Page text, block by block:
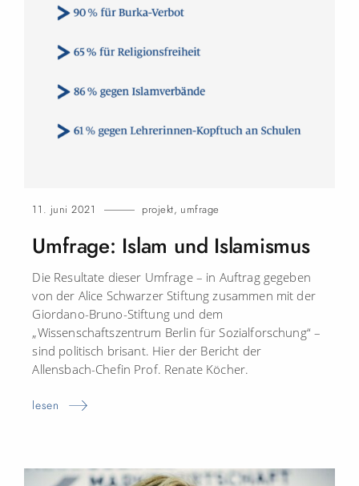
11. juni 2021 projekt, umfrage
Umfrage: Islam und Islamismus
Die Resultate dieser Umfrage – in Auftrag gegeben
von der Alice Schwarzer Stiftung zusammen mit der
Giordano-Bruno-Stiftung und dem
„Wissenschaftszentrum Berlin für Sozialforschung“ –
sind politisch brisant. Hier der Bericht der
Allensbach-Chefin Prof. Renate Köcher.
lesen